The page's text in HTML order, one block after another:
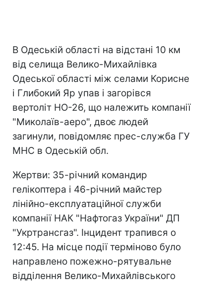
В Одеській області на відстані 10 км
від селища Велико-Михайлівка
Одеської області між селами Корисне
і Глибокий Яр упав і загорівся
вертоліт НО-26, що належить компанії
"Миколаїв-аеро", двоє людей
загинули, повідомляє прес-служба ГУ
МНС в Одеській обл.
Жертви: 35-річний командир
гелікоптера і 46-річний майстер
лінійно-експлуатаційної служби
компанії НАК "Нафтогаз України" ДП
"Укртрансгаз". Інцидент трапився о
12:45. На місце події терміново було
направлено пожежно-рятувальне
відділення Велико-Михайлівського